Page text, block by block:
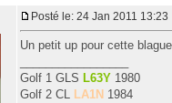
Posté le: 24 Jan 2011 13:23
Un petit up pour cette
Golf 1 GLS L63Y 1980
Golf 2 CL LA1N 1984